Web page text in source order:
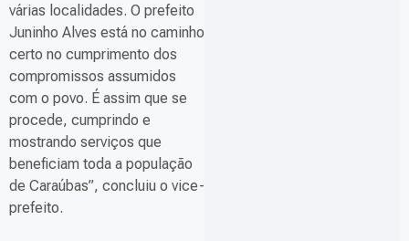
várias localidades. O prefeito
Juninho Alves está no caminho
certo no cumprimento dos
compromissos assumidos
com o povo. É assim que se
procede, cumprindo e
mostrando serviços que
beneficiam toda a população
de Caraúbas”, concluiu o vice-
prefeito.